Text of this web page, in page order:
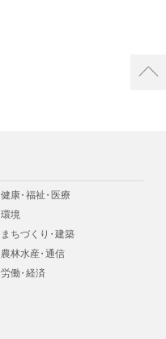
健康・福祉・医療
環境
まちづくり ・建築
農林水産・通信
労働・経済